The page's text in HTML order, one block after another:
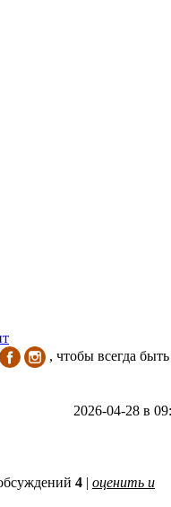
, чтобы всегда
2026-04-28 в
4 | оценить и